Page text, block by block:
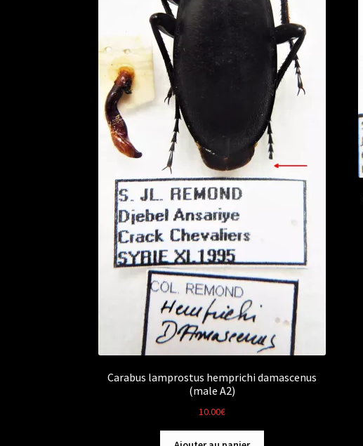
Carabus lamprostus hemprichi damascenus
(male A2)
10.00€